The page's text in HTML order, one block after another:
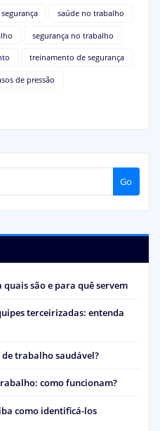
saúde no trabalho
segurança no trabalho
treinamento de segurança
de pressão
Go
são e para quê servem
terceirizadas: entenda
trabalho saudável?
como funcionam?
como identificá-los